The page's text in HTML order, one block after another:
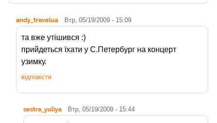
andy_travelua Втр, 05/19/2009 - 15:09
та вже утішився :)
прийдеться їхати у С.Петербург на концерт
узимку.
відповісти
sestra_yuliya Втр, 05/19/2009 - 15:44